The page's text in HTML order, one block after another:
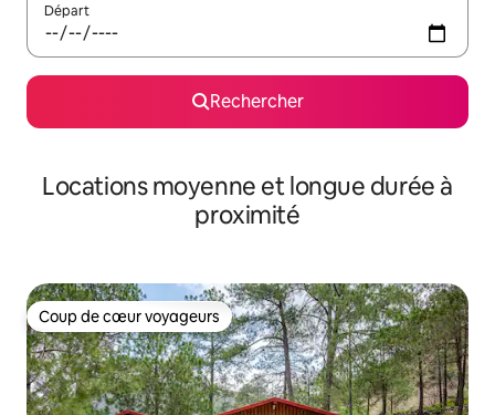
Départ
Rechercher
Locations moyenne et longue durée à
proximité
Coup de cœur voyageurs
Coup de cœur voyageurs